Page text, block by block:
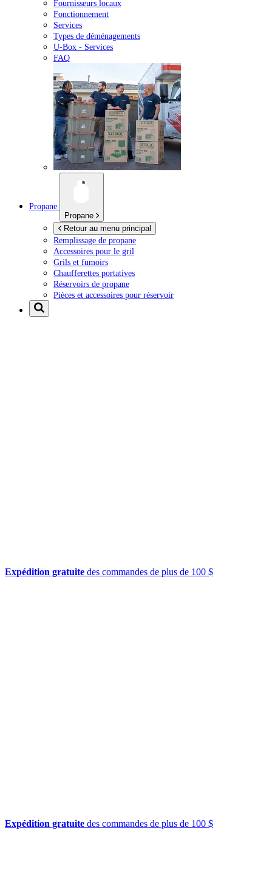
Fournisseurs locaux
Fonctionnement
Services
Types de déménagements
U-Box - Services
FAQ
Propane
Propane
Retour au menu principal
Remplissage de propane
Accessoires pour le gril
Grils et fumoirs
Chaufferettes portatives
Réservoirs de propane
Pièces et accessoires pour réservoir
Expédition gratuite des commandes de plus de 100 $
Expédition gratuite des commandes de plus de 100 $